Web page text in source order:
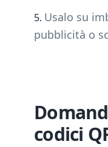
Usalo su
pubblicità o
codici